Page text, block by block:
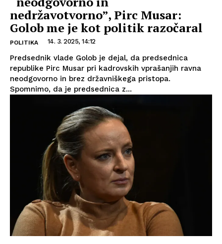
nedržavotvorno”, Pirc Musar:
Golob me je kot politik razočaral
POLITIKA 14. 3. 2025, 14:12
Predsednik vlade Golob je dejal, da predsednica
republike Pirc Musar pri kadrovskih vprašanjih ravna
neodgovorno in brez državniškega pristopa.
Spomnimo, da je predsednica z...